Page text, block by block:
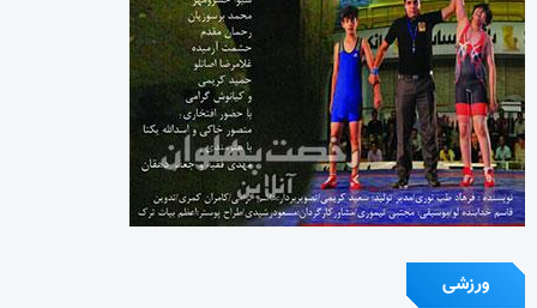
ورزشی
آیین یادبود اکبر عبدی برگزار می‌شود